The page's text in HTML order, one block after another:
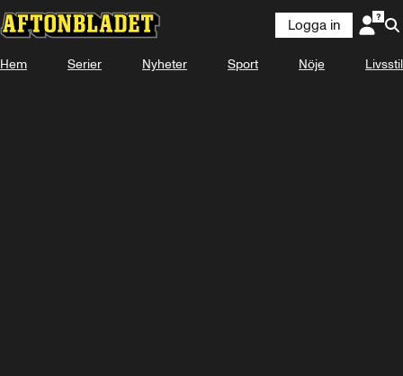
Logga in
Hem Serier Nyheter Sport Nöje Livsstil